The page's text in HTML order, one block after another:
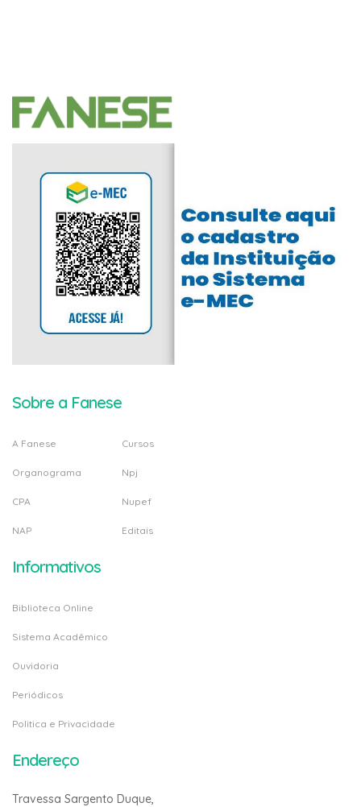
Sobre a Fanese
A Fanese
Organograma
CPA
NAP
Cursos
Npj
Nupef
Editais
Informativos
Biblioteca Online
Sistema Acadêmico
Ouvidoria
Periódicos
Politica e Privacidade
Endereço
Travessa Sargento Duque,